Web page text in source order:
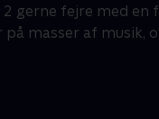
gerne fejre med
masser af musik,